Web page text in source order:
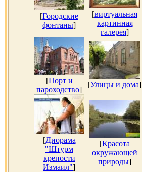
[Городские
фонтаны]
[виртуальная
картинная
галерея]
[Порт и
пароходство]
[Улицы и дома]
[Диорама
"Штурм
крепости
Измаил"]
[Красота
окружающей
природы]